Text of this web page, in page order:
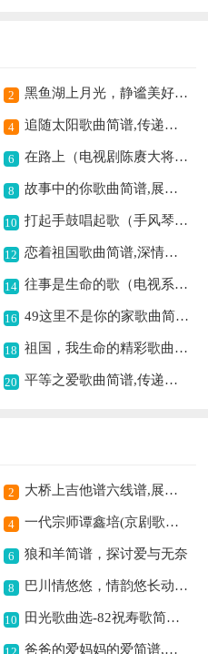
2 黑鱼湖上月光，静谧美好意境
4 追随太阳歌曲简谱,传递积极正能量
6 在路上（电视剧陈赓大将主题歌）歌曲简谱,展现征程豪情
8 故事中的你歌曲简谱,展现剧中深情
10 打起手鼓唱起歌（手风琴伴奏谱）歌曲简谱,欢快旋律表喜悦
12 恋着祖国歌曲简谱,深情表达爱国情
14 往事是生命的歌（电视系列片长征 - 生命的歌主题歌）歌曲简谱,忆长征往事之歌
16 49这里不是你的家歌曲简谱,歌剧深情之表达
18 祖国，我生命的精彩歌曲简谱, 展现爱国赤诚情怀
20 平等之爱歌曲简谱,传递无差别的爱
2 大桥上吉他谱六线谱,展现桥上意境
4 一代宗师谭鑫培(京剧歌曲)简谱京剧,展现宗师风采
6 狼和羊简谱，探讨爱与无奈
8 巴川情悠悠，情韵悠长动人,
10 田光歌曲选-82祝寿歌简谱,祝寿祝福之情满溢
爸爸的爱妈妈的爱简谱,诠释亲情的温暖